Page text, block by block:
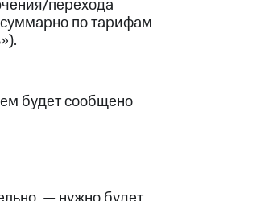
перехода
по тарифам
будет сообщено